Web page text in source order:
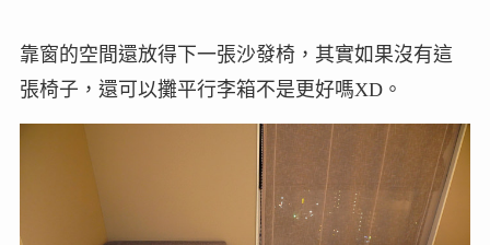
靠窗的空間還放得下一張沙發椅，其實如果沒有這
張椅子，還可以攤平行李箱不是更好嗎XD。